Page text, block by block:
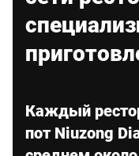
Каждый
пот Niuzong